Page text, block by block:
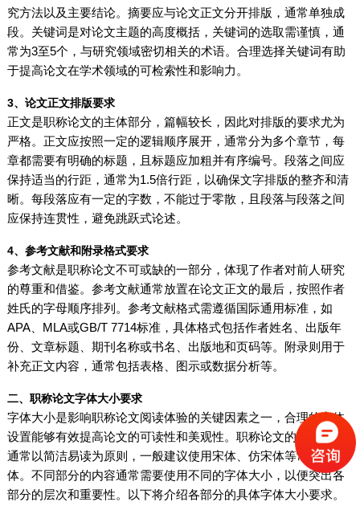
究方法以及主要结论。摘要应与论文正文分开排版，通常单独成
段。关键词是对论文主题的高度概括，关键词的选取需谨慎，通
常为3至5个，与研究领域密切相关的术语。合理选择关键词有助
于提高论文在学术领域的可检索性和影响力。
3、论文正文排版要求
正文是职称论文的主体部分，篇幅较长，因此对排版的要求尤为
严格。正文应按照一定的逻辑顺序展开，通常分为多个章节，每
章都需要有明确的标题，且标题应加粗并有序编号。段落之间应
保持适当的行距，通常为1.5倍行距，以确保文字排版的整齐和清
晰。每段落应有一定的字数，不能过于零散，且段落与段落之间
应保持连贯性，避免跳跃式论述。
4、参考文献和附录格式要求
参考文献是职称论文不可或缺的一部分，体现了作者对前人研究
的尊重和借鉴。参考文献通常放置在论文正文的最后，按照作者
姓氏的字母顺序排列。参考文献格式需遵循国际通用标准，如
APA、MLA或GB/T 7714标准，具体格式包括作者姓名、出版年
份、文章标题、期刊名称或书名、出版地和页码等。附录则用于
补充正文内容，通常包括表格、图示或数据分析等。
二、职称论文字体大小要求
字体大小是影响职称论文阅读体验的关键因素之一，合理的字体
设置能够有效提高论文的可读性和美观性。职称论文的字体选择
通常以简洁易读为原则，一般建议使用宋体、仿宋体等常用字
体。不同部分的内容通常需要使用不同的字体大小，以便突出各
部分的层次和重要性。以下将介绍各部分的具体字体大小要求。